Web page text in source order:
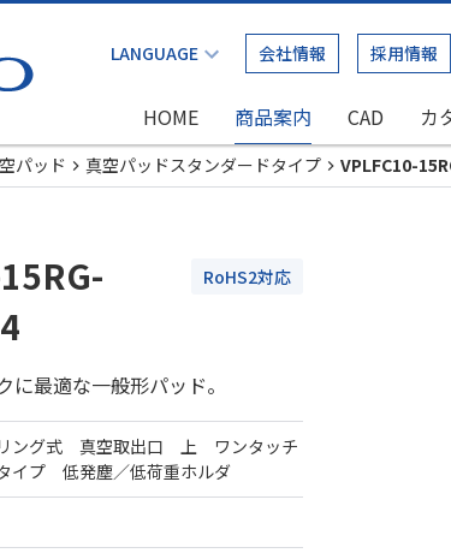
会社情報 採用情報
HOME 商品案内 CAD カ
パッド 真空パッドスタンダードタイプ VPLFC10-
RoHS2対応
に最適な一般形パッド。
ング式 真空取出口 上 ワンタッチ
イプ 低発塵／低荷重ホルダ